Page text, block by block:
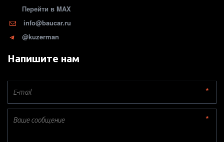
Перейти в MAX
info@baucar.ru
@kuzerman
Напишите нам
*
*